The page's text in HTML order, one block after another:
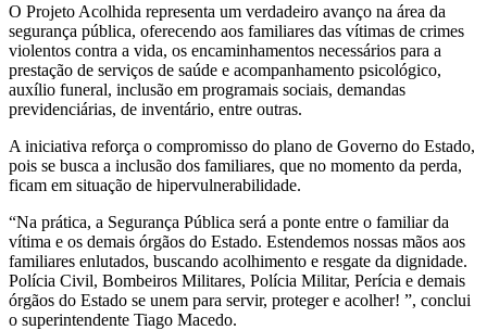
O Projeto Acolhida representa um verdadeiro avanço na área da
segurança pública, oferecendo aos familiares das vítimas de crimes
violentos contra a vida, os encaminhamentos necessários para a
prestação de serviços de saúde e acompanhamento psicológico,
auxílio funeral, inclusão em programais sociais, demandas
previdenciárias, de inventário, entre outras.
A iniciativa reforça o compromisso do plano de Governo do Estado,
pois se busca a inclusão dos familiares, que no momento da perda,
ficam em situação de hipervulnerabilidade.
“Na prática, a Segurança Pública será a ponte entre o familiar da
vítima e os demais órgãos do Estado. Estendemos nossas mãos aos
familiares enlutados, buscando acolhimento e resgate da dignidade.
Polícia Civil, Bombeiros Militares, Polícia Militar, Perícia e demais
órgãos do Estado se unem para servir, proteger e acolher! ”, conclui
o superintendente Tiago Macedo.